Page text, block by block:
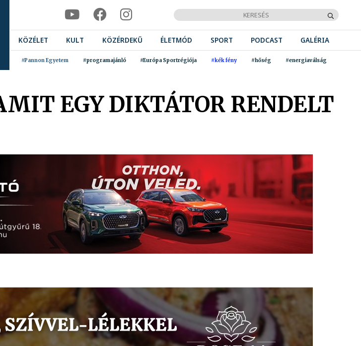
KÖZÉLET KULT KÖZÉRDEKŰ ÉLETMÓD SPORT PODCAST GALÉRIA
#Pannon Egyetem #programajánló #Európa Sportrégiója #kék fény #hőség #energiaválság
EGY DIKTÁTOR RENDELT